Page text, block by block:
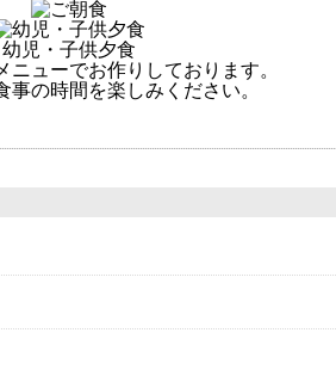
幼児・子供夕食
ニューでお作りしております。
事の時間を楽しみください。